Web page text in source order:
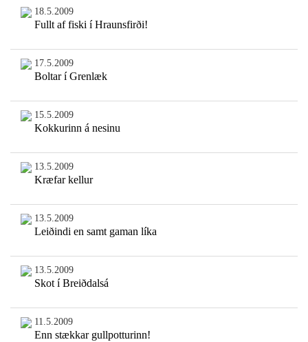
18.5.2009
Fullt af fiski í Hraunsfirði!
17.5.2009
Boltar í Grenlæk
15.5.2009
Kokkurinn á nesinu
13.5.2009
Kræfar kellur
13.5.2009
Leiðindi en samt gaman líka
13.5.2009
Skot í Breiðdalsá
11.5.2009
Enn stækkar gullpotturinn!